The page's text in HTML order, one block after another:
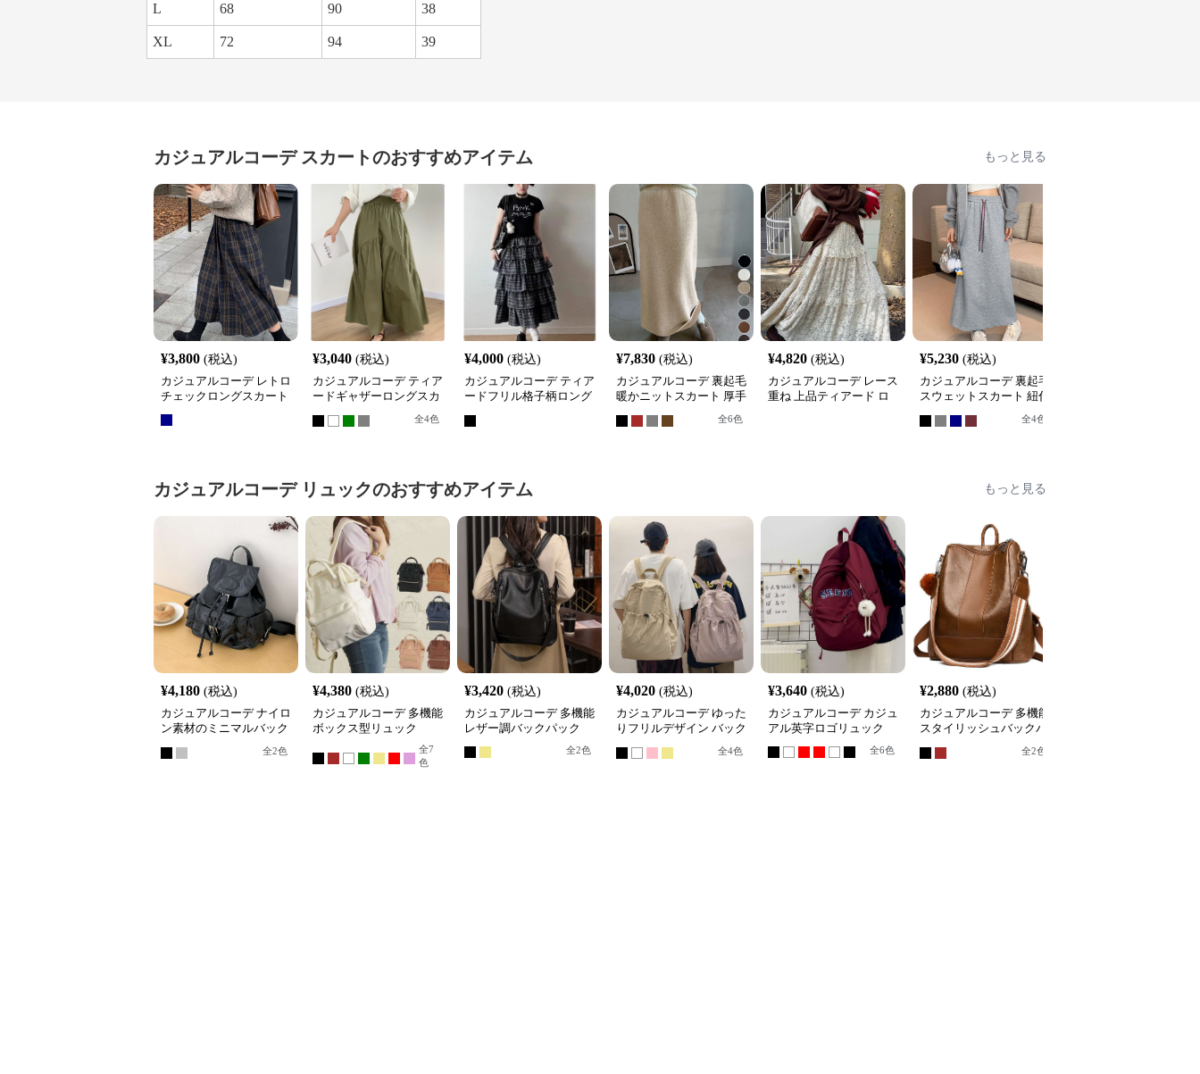
L 68 90 38
XL 72 94 39
カジュアルコーデ スカートのおすすめアイテム もっと見る
¥3,800 (税込)
カジュアルコーデ レトロ
チェックロングスカート
¥3,040 (税込)
カジュアルコーデ ティア
ードギャザーロングスカ
全4色
¥4,000 (税込)
カジュアルコーデ ティア
ードフリル格子柄ロング
¥7,830 (税込)
カジュアルコーデ 裏起毛
暖かニットスカート 厚手
ロング丈タイトスカート
全6色
¥4,820 (税込)
カジュアルコーデ レース
重ね 上品ティアード ロ
¥5,230 (税込)
カジュアルコーデ 裏起毛
スウェットスカート 紐付
全4色
カジュアルコーデ リュックのおすすめアイテム もっと見る
¥4,180 (税込)
カジュアルコーデ ナイロ
ン素材のミニマルバック
全2色
¥4,380 (税込)
カジュアルコーデ 多機能
ボックス型リュック
全7
色
¥3,420 (税込)
カジュアルコーデ 多機能
レザー調バックパック
全2色
¥4,020 (税込)
カジュアルコーデ ゆった
りフリルデザイン バック
全4色
¥3,640 (税込)
カジュアルコーデ カジュ
アル英字ロゴリュック
全6色
¥2,880 (税込)
カジュアルコーデ 多機能
スタイリッシュバックパ
全2色